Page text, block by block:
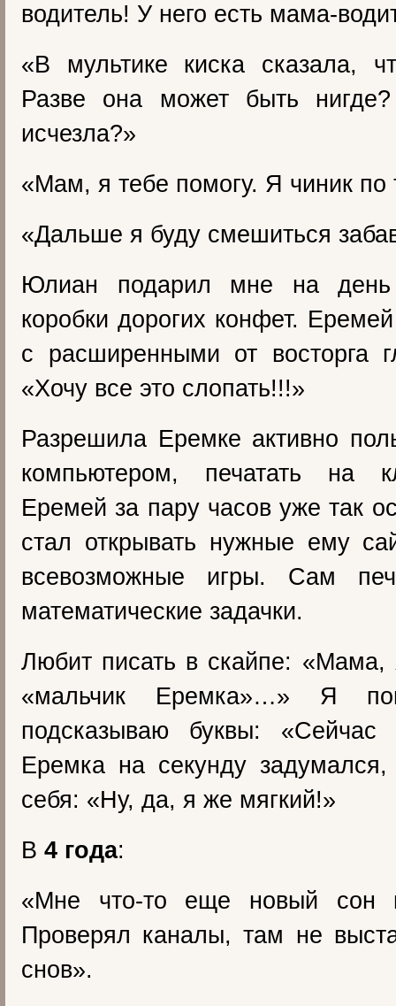
водитель! У него есть мама-
«В мультике киска сказала,
Разве она может быть
исчезла?»
«Мам, я тебе помогу. Я чиник по
«Дальше я буду смешиться
Юлиан подарил мне на
коробки дорогих конфет.
с расширенными от восторга
«Хочу все это слопать!!!»
Разрешила Еремке активно
компьютером, печатать на
Еремей за пару часов уже так
стал открывать нужные ему
всевозможные игры. Сам
математические задачки.
Любит писать в скайпе: «Мама,
«мальчик Еремка»…» Я
подсказываю буквы: «Сейчас
Еремка на секунду задумался,
себя: «Ну, да, я же мягкий!»
В 4 года:
«Мне что-то еще новый сон
Проверял каналы, там не
снов».